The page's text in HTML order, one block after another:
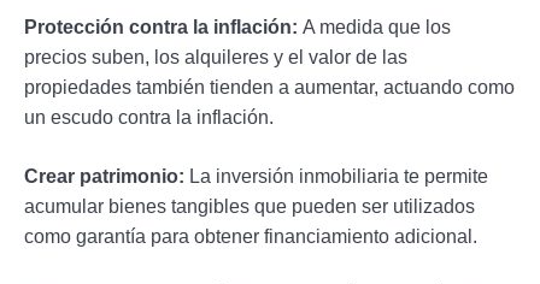
Protección contra la inflación: A medida que los
precios suben, los alquileres y el valor de las
propiedades también tienden a aumentar, actuando como
un escudo contra la inflación.
Crear patrimonio: La inversión inmobiliaria te permite
acumular bienes tangibles que pueden ser utilizados
como garantía para obtener financiamiento adicional.